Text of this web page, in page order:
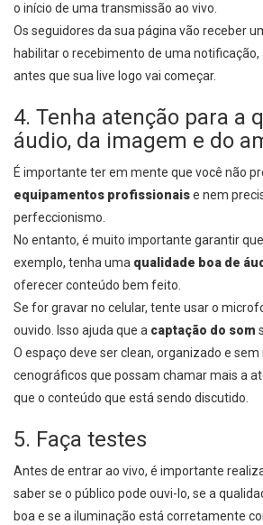
o início de uma transmissão ao vivo.
Os seguidores da sua página vão receber
habilitar o recebimento de uma
antes que sua live logo vai começar.
4. Tenha atenção para a
áudio, da imagem e do
É importante ter em mente que você não
equipamentos profissionaise nem
perfeccionismo.
No entanto, é muito importante garantir
exemplo, tenha uma qualidade boa de
oferecer conteúdo bem feito.
Se for gravar no celular, tente usar o
ouvido. Isso ajuda que a captação do som
O espaço deve ser clean, organizado e
cenográficos que possam chamar mais a
que o conteúdo que está sendo discutido.
5. Faça testes
Antes de entrar ao vivo, é importante
saber se o público pode ouvi-lo, se a
boa e se a iluminação está corretamente